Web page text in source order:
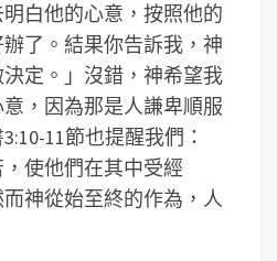
白他的心意，按照他的
了。結果你告訴我，神
定。」沒錯，神希望我
，因為那是人謙卑順服
11節也提醒我們：
，使他們在其中受經
神從始至終的作為，人